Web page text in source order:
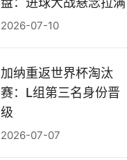
2026-07-10
加纳重返世界杯淘汰
赛：L组第三名身份晋
级
2026-07-07